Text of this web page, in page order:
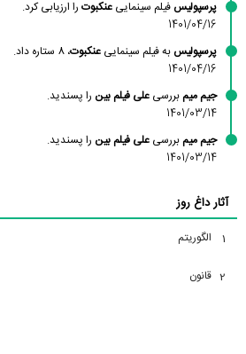
پرسپولیس فیلم سینمایی عنکبوت را ارزیابی کرد.
1401/04/16
پرسپولیس به فیلم سینمایی عنکبوت، 8 ستاره داد.
1401/04/16
جیم میمبررسی علی فیلم بین را پسندید.
1401/03/14
جیم میمبررسی علی فیلم بین را پسندید.
1401/03/14
آثار داغ روز
1 الگوریتم
2 قانون